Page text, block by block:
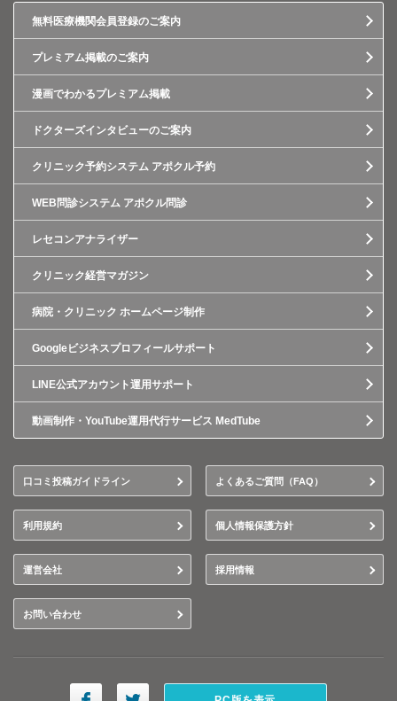
無料医療機関会員登録のご案内
プレミアム掲載のご案内
漫画でわかるプレミアム掲載
ドクターズインタビューのご案内
クリニック予約システム アポクル予約
WEB問診システム アポクル問診
レセコンアナライザー
クリニック経営マガジン
病院・クリニック ホームページ制作
Googleビジネスプロフィールサポート
LINE公式アカウント運用サポート
動画制作・YouTube運用代行サービス MedTube
口コミ投稿ガイドライン よくあるご質問（FAQ）
利用規約 個人情報保護方針
運営会社 採用情報
お問い合わせ